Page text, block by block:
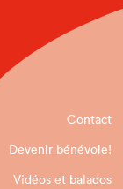
Contact
Devenir bénévole!
Vidéos et balados